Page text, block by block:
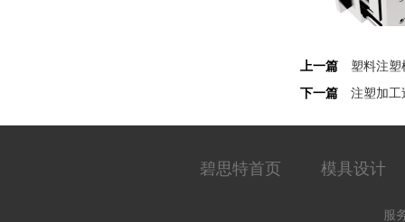
上一篇
塑料注
下一篇
注塑加工
碧思特首页 模具设计
服